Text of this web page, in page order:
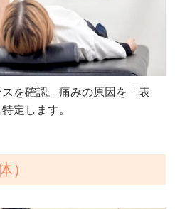
を確認。痛みの原因を「表
定します。
）